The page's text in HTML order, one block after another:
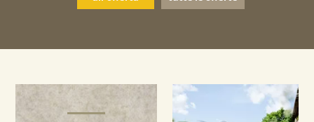
all'offerta tutte le offerte
all'offerta tutte le offerte
all'offerta tutte le offerte
all'offerta tutte le offerte
all'offerta tutte le offerte